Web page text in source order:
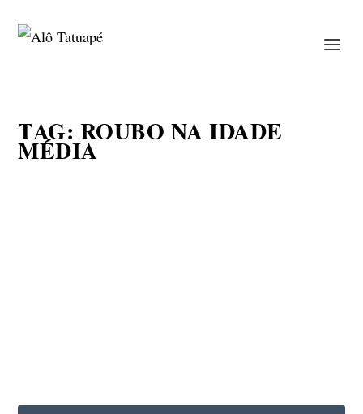
TAG: ROUBO NA IDADE
MÉDIA